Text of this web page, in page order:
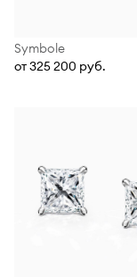
Symbole
от 325 200 руб.